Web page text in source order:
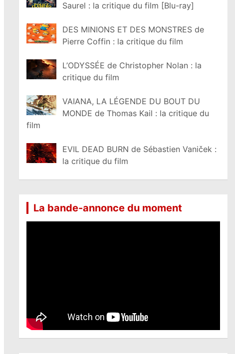
Saurel : la critique du film [Blu-ray]
DES MINIONS ET DES MONSTRES de
Pierre Coffin : la critique du film
L’ODYSSÉE de Christopher Nolan : la
critique du film
VAIANA, LA LÉGENDE DU BOUT DU
MONDE de Thomas Kail : la critique du
film
EVIL DEAD BURN de Sébastien Vaniček :
la critique du film
La bande-annonce du moment